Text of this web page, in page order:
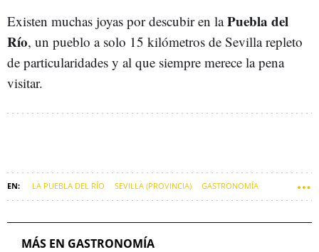
Existen muchas joyas por descubir en laPuebla del
Río, un pueblo a solo 15 kilómetros de Sevilla repleto
de particularidades y al que siempre merece la pena
visitar.
LA PUEBLA DEL RÍO SEVILLA (PROVINCIA) GASTRONOMÍA
MÁS EN GASTRONOMÍA